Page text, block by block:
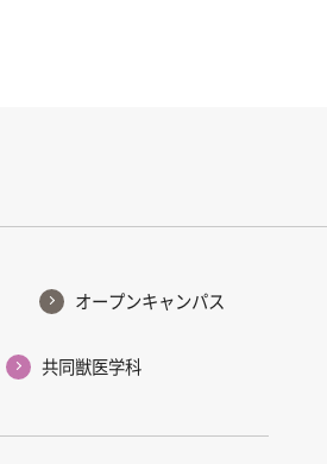
オープンキャンパス
共同獣医学科